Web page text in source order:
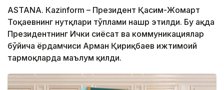
ASTANА. Кazinform – Президент Қасим-Жомарт
Тоқаевнинг нутқлари тўплами нашр этилди. Бу ҳақда
Президентнинг Ички сиёсат ва коммуникациялар
бўйича ёрдамчиси Арман Қириқбаев ижтимоий
тармоқларда маълум қилди.